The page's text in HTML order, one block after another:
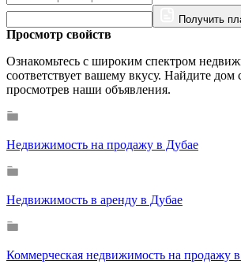
Получить
Просмотр свойств
Ознакомьтесь с широким спектром
соответствует вашему вкусу. Найдите дом
просмотрев наши объявления.
Недвижимость на продажу в Дубае
Недвижимость в аренду в Дубае
Коммерческая недвижимость на продажу